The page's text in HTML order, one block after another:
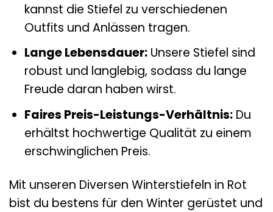
kannst die Stiefel zu verschiedenen
Outfits und Anlässen tragen.
Lange Lebensdauer:Unsere Stiefel sind
robust und langlebig, sodass du lange
Freude daran haben wirst.
Faires Preis-Leistungs-Verhältnis:Du
erhältst hochwertige Qualität zu einem
erschwinglichen Preis.
Mit unseren Diversen Winterstiefeln in Rot
bist du bestens für den Winter gerüstet und